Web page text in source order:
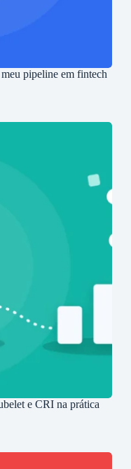
pipeline em fintech
e CRI na prática